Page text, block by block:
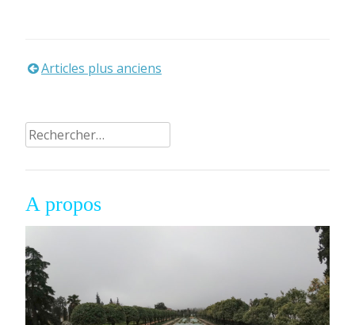
! »
Navigation
articles
Articles plus anciens
Rechercher :
A propos